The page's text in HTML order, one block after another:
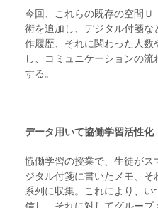
今回、これらの既存の空間
術を追加し、デジタル付箋
作履歴、それに関わった人
し、コミュニケーションの
する。
データ用いて協働学習活性化
協働学習の授業で、生徒が
ジタル付箋に書いたメモ、
系列に収集。これにより、
信し、それに対してグループ